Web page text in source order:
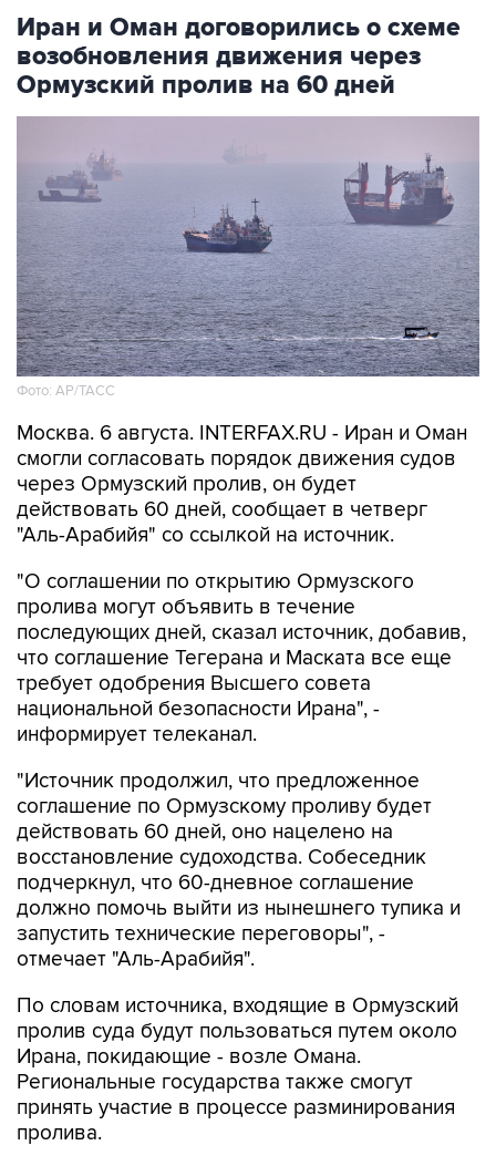
Иран и Оман договорились о схеме
возобновления движения через
Ормузский пролив на 60 дней
Фото: AP/ТАСС
Москва. 6 августа. INTERFAX.RU - Иран и Оман
смогли согласовать порядок движения судов
через Ормузский пролив, он будет
действовать 60 дней, сообщает в четверг
"Аль-Арабийя" со ссылкой на источник.
"О соглашении по открытию Ормузского
пролива могут объявить в течение
последующих дней, сказал источник, добавив,
что соглашение Тегерана и Маската все еще
требует одобрения Высшего совета
национальной безопасности Ирана", -
информирует телеканал.
"Источник продолжил, что предложенное
соглашение по Ормузскому проливу будет
действовать 60 дней, оно нацелено на
восстановление судоходства. Собеседник
подчеркнул, что 60-дневное соглашение
должно помочь выйти из нынешнего тупика и
запустить технические переговоры", -
отмечает "Аль-Арабийя".
По словам источника, входящие в Ормузский
пролив суда будут пользоваться путем около
Ирана, покидающие - возле Омана.
Региональные государства также смогут
принять участие в процессе разминирования
пролива.